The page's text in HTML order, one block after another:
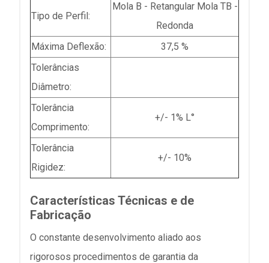
Tipo de Perfil:
Mola B - Retangular Mola TB -
Redonda
Máxima Deflexão:
37,5 %
Tolerâncias
Diâmetro:
Tolerância
Comprimento:
+/- 1% L°
Tolerância
Rigidez:
+/- 10%
Características Técnicas e de
Fabricação
O constante desenvolvimento aliado aos
rigorosos procedimentos de garantia da